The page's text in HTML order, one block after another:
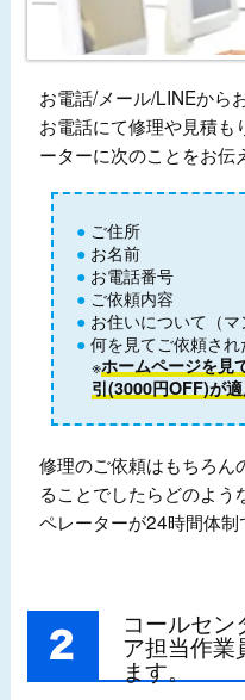
お電話/メール/LINEから
お電話にて修理や見積も
ーターに次のことをお伝
ご住所
お名前
お電話番号
ご依頼内容
お住いについて（マ
何を見てご依頼され
※ホームページを見
引(3000円OFF)が適
修理のご依頼はもちろん
ることでしたらどのよ
ペレーターが24時間体制
コールセン
ア担当作業
ます。